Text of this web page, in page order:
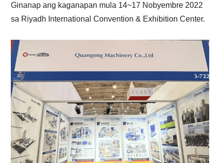
Ginanap ang kaganapan mula 14~17 Nobyembre 2022
sa Riyadh International Convention & Exhibition Center.